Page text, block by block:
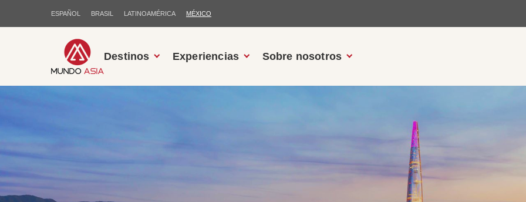
ESPAÑOL BRASIL LATINOAMÉRICA MÉXICO
Destinos Experiencias Sobre nosotros